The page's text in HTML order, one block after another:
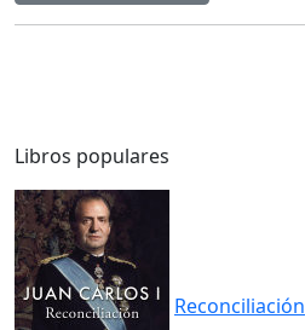
Libros populares
Reconciliación